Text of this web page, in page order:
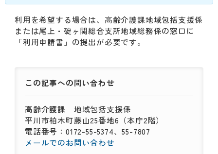
利用を希望する場合は、高齢介護課地域包括支援係
または尾上・碇ヶ関総合支所地域総務係の窓口に
「利用申請書」の提出が必要です。
この記事への問い合わせ
高齢介護課 地域包括支援係
平川市柏木町藤山25番地6（本庁2階）
電話番号：0172-55-5374、55-7807
メールでのお問い合わせ